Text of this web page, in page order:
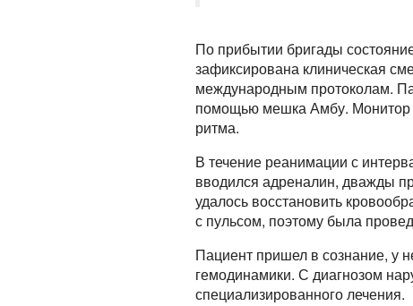
По прибытии бригады
зафиксирована клиническая
международным протоколам.
помощью мешка Амбу. Монитор
ритма.
В течение реанимации с
вводился адреналин, дважды
удалось восстановить
с пульсом, поэтому была
Пациент пришел в сознание, у
гемодинамики. С диагнозом
специализированного лечения.